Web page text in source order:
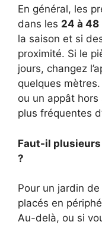
En général, les
dans les 24 à 48
la saison et si
proximité. Si le
jours, changez
quelques
ou un appât
plus fréquentes
Faut-il
?
Pour un jardin
placés en
Au-delà, ou si